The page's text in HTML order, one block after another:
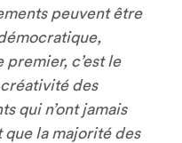
peuvent être
premier, c’est le
des
qui n’ont jamais
que la majorité des